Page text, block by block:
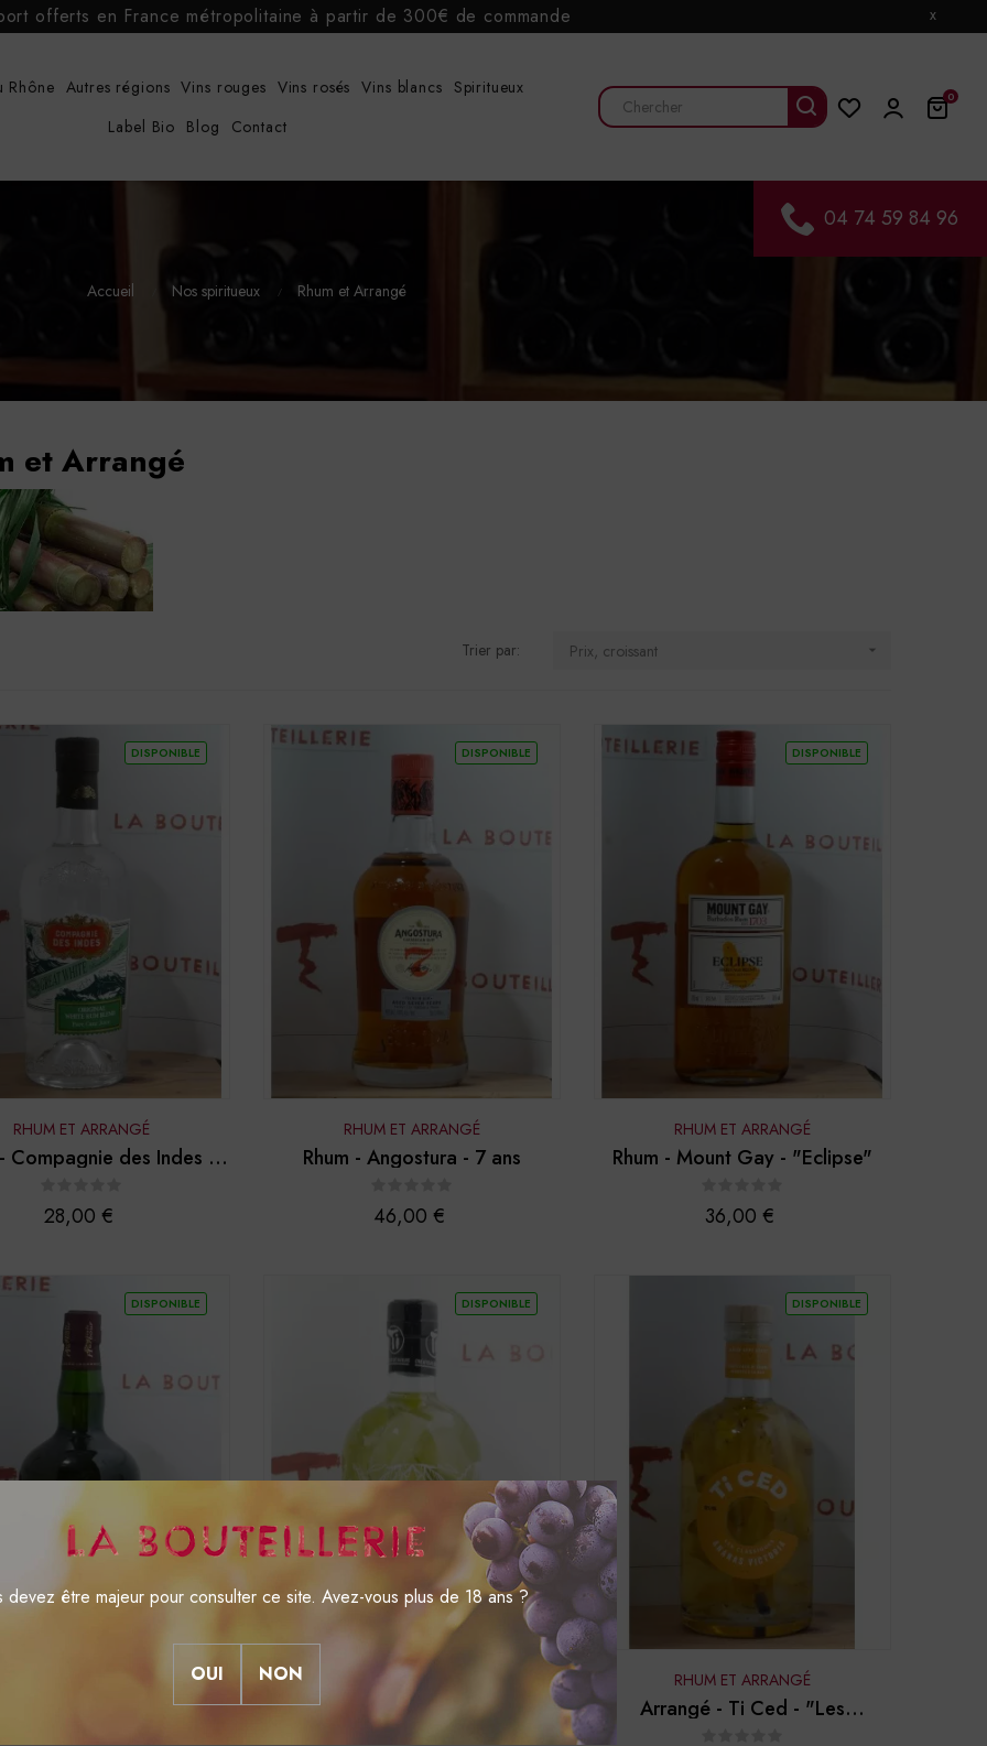
devez être majeur pour consulter ce site. Avez-vous plus de 18 ans ?
OUI NON
offerts en France métropolitaine à partir de 300€ de commande x
Rhône Autres régions Vins rouges Vins rosés Vins blancs Spiritueux
Label Bio Blog Contact
0
04 74 59 84 96
Accueil Nos spiritueux Rhum et Arrangé
et Arrangé
Trier par: Prix, croissant 
DISPONIBLE
RHUM ET ARRANGÉ
Compagnie des Indes -
"Great White"
Prix
28,00 €
DISPONIBLE
RHUM ET ARRANGÉ
Rhum - Angostura - 7 ans
Prix
46,00 €
DISPONIBLE
RHUM ET ARRANGÉ
Rhum - Mount Gay - "Eclipse"
Prix
36,00 €
DISPONIBLE
- English Arbour - 5 ans
DISPONIBLE
RHUM ET ARRANGÉ
Arrangé - Ti arrangés de Ced' -
"Gang de meufs"...
DISPONIBLE
RHUM ET ARRANGÉ
Arrangé - Ti Ced - "Les